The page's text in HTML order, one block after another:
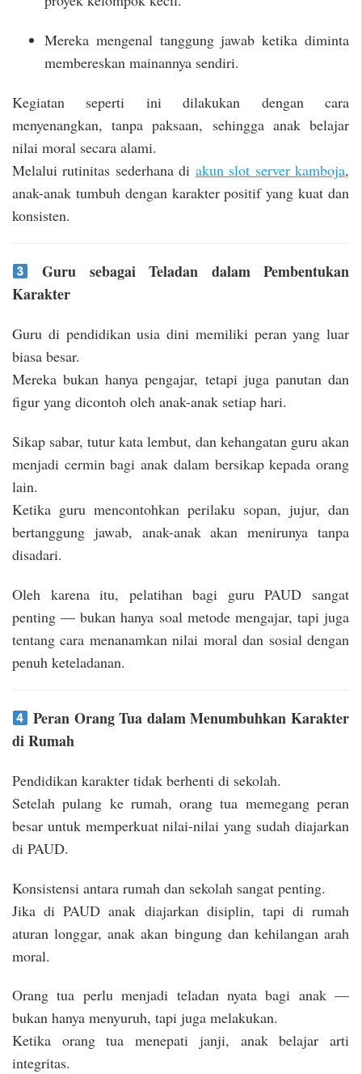
Mereka mengenal tanggung jawab ketika diminta
membereskan mainannya sendiri.
Kegiatan seperti ini dilakukan dengan cara
menyenangkan, tanpa paksaan, sehingga anak belajar
nilai moral secara alami.
Melalui rutinitas sederhana di akun slot server kamboja,
anak-anak tumbuh dengan karakter positif yang kuat dan
konsisten.
Guru sebagai Teladan dalam Pembentukan
Karakter
Guru di pendidikan usia dini memiliki peran yang luar
biasa besar.
Mereka bukan hanya pengajar, tetapi juga panutan dan
figur yang dicontoh oleh anak-anak setiap hari.
Sikap sabar, tutur kata lembut, dan kehangatan guru akan
menjadi cermin bagi anak dalam bersikap kepada orang
lain.
Ketika guru mencontohkan perilaku sopan, jujur, dan
bertanggung jawab, anak-anak akan menirunya tanpa
disadari.
Oleh karena itu, pelatihan bagi guru PAUD sangat
penting — bukan hanya soal metode mengajar, tapi juga
tentang cara menanamkan nilai moral dan sosial dengan
penuh keteladanan.
Peran Orang Tua dalam Menumbuhkan Karakter
di Rumah
Pendidikan karakter tidak berhenti di sekolah.
Setelah pulang ke rumah, orang tua memegang peran
besar untuk memperkuat nilai-nilai yang sudah diajarkan
di PAUD.
Konsistensi antara rumah dan sekolah sangat penting.
Jika di PAUD anak diajarkan disiplin, tapi di rumah
aturan longgar, anak akan bingung dan kehilangan arah
moral.
Orang tua perlu menjadi teladan nyata bagi anak —
bukan hanya menyuruh, tapi juga melakukan.
Ketika orang tua menepati janji, anak belajar arti
integritas.